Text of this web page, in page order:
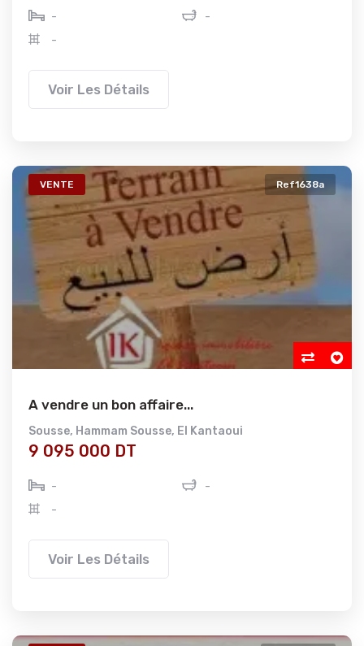
-
-
-
Voir Les Détails
VENTE Ref1638a
A vendre un bon affaire...
Sousse, Hammam Sousse, El Kantaoui
9 095 000 DT
-
-
-
Voir Les Détails